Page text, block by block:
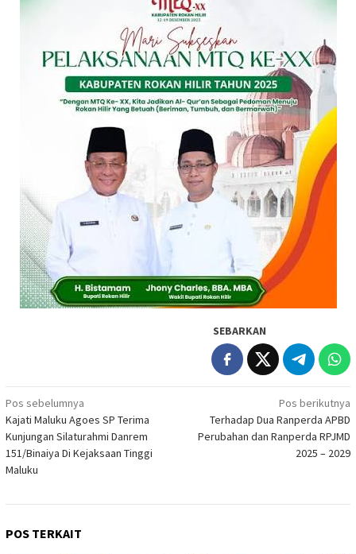
SEBARKAN
Navigasi
pos
Pos sebelumnya
Kajati Maluku Agoes SP Terima
Kunjungan Silaturahmi Danrem
151/Binaiya Di Kejaksaan Tinggi
Maluku
Pos berikutnya
Terhadap Dua Ranperda APBD
Perubahan dan Ranperda RPJMD
2025 – 2029
POS TERKAIT